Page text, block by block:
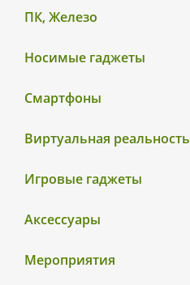
ПК, Железо
Носимые гаджеты
Смартфоны
Виртуальная реальность
Игровые гаджеты
Аксессуары
Мероприятия